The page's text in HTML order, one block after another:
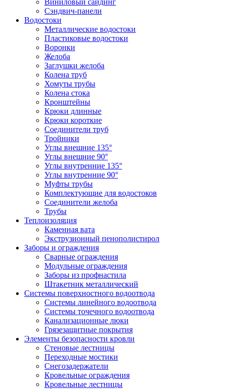
Сэндвич-панели
Водостоки
Металлические водостоки
Пластиковые водостоки
Воронки
Желоба
Заглушки желоба
Колена труб
Хомуты трубы
Колена стока
Кронштейны
Крюки длинные
Крюки короткие
Соединители труб
Тройники
Углы внешние 135°
Углы внешние 90°
Углы внутренние 135°
Углы внутренние 90°
Муфты трубы
Комплектующие для водостоков
Соединители желоба
Трубы
Теплоизоляция
Каменная вата
Экструзионный пенополистирол
Заборы и ограждения
Сварные ограждения
Модульные ограждения
Заборы из профнастила
Штакетник металлический
Системы поверхностного водоотвода
Системы линейного водоотвода
Системы точечного водоотвода
Канализационные люки
Грязезащитные покрытия
Элементы безопасности кровли
Стеновые лестницы
Переходные мостики
Снегозадержатели
Кровельные ограждения
Кровельные лестницы